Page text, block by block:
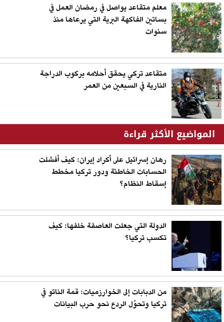
معلم متقاعد يواصل في رمضان العمل في
بساتين الفاكهة البرية التي يرعاها منذ
سنوات
متقاعد تركي يحقق أحلامه بركوب الدراجة
النارية في السبعين من العمر
المواضيع الأكثر قراءة
رهان إسرائيل على أكراد إيران: كيف أفشلت
الحسابات الخاطئة ودور تركيا مخطط
إسقاط النظام؟
الدولة التي جعلت العاصفة خلفها: كيف
تكسب تركيا؟
من الدبابات إلى الخوارزميات: قمة الناتو في
تركيا وتحوّل الردع نحو حرب البيانات